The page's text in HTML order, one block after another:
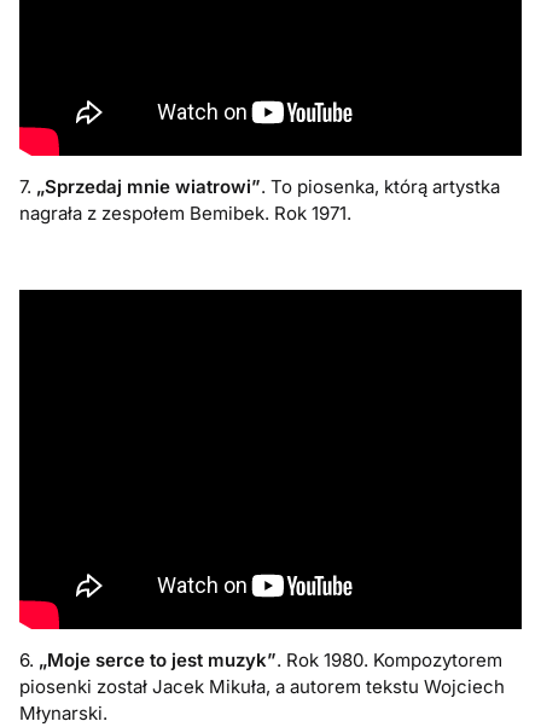
7. „Sprzedaj mnie wiatrowi”. To piosenka, którą artystka
nagrała z zespołem Bemibek. Rok 1971.
6. „Moje serce to jest muzyk”. Rok 1980. Kompozytorem
piosenki został Jacek Mikuła, a autorem tekstu Wojciech
Młynarski.